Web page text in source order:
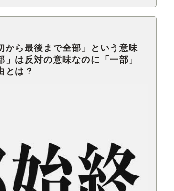
から最後まで全部」という意味
は反対の意味なのに「一部」
とは？